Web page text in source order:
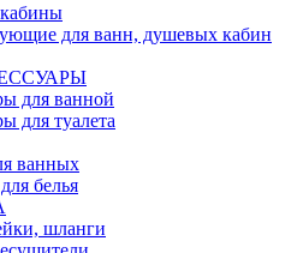
для ванн, душевых кабин
для ванной
для туалета
ванных
белья
шланги